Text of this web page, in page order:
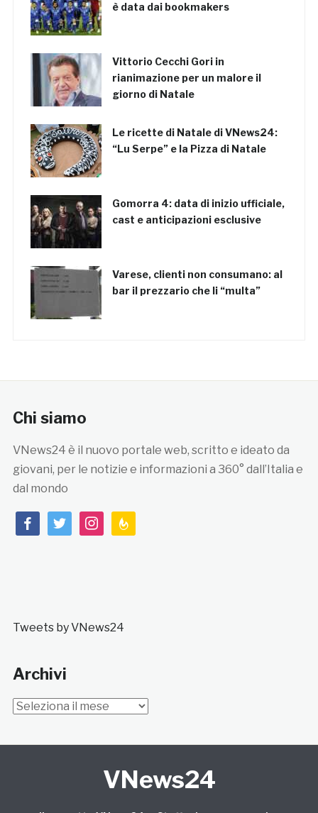
è data dai bookmakers
Vittorio Cecchi Gori in
rianimazione per un malore il
giorno di Natale
Le ricette di Natale di VNews24:
“Lu Serpe” e la Pizza di Natale
Gomorra 4: data di inizio ufficiale,
cast e anticipazioni esclusive
Varese, clienti non consumano: al
bar il prezzario che li “multa”
Chi siamo
VNews24 è il nuovo portale web, scritto e ideato da
giovani, per le notizie e informazioni a 360° dall’Italia e
dal mondo
facebooktwitterinstagramfeedburner
Tweets by VNews24
Archivi
Archivi
VNews24